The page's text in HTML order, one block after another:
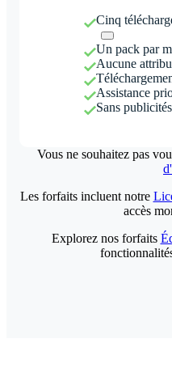
Cinq
Un pack par
Aucune
Assistance
Sans publicités
Vous ne souhaitez pas
Les forfaits incluent notre
accès
Explorez nos forfaits